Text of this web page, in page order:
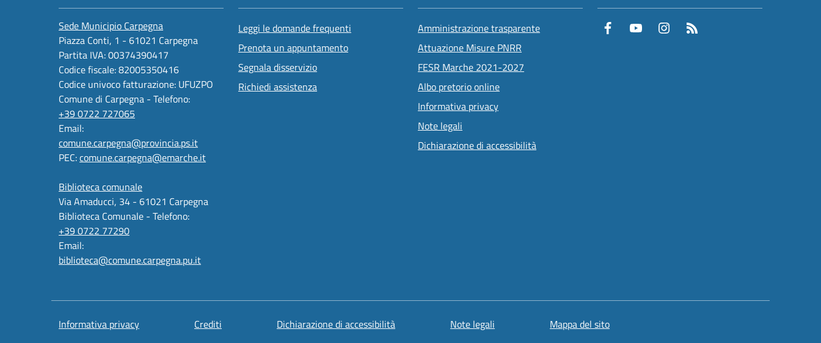
Sede Municipio Carpegna
Piazza Conti, 1 - 61021 Carpegna
Partita IVA: 00374390417
Codice fiscale: 82005350416
Codice univoco fatturazione: UFUZPO
Comune di Carpegna - Telefono:
+39 0722 727065
Email:
comune.carpegna@provincia.ps.it
PEC:comune.carpegna@emarche.it
Biblioteca comunale
Via Amaducci, 34 - 61021 Carpegna
Biblioteca Comunale - Telefono:
+39 0722 77290
Email:
biblioteca@comune.carpegna.pu.it
Leggi le domande frequenti
Prenota un appuntamento
Segnala disservizio
Richiedi assistenza
Amministrazione trasparente
Attuazione Misure PNRR
FESR Marche 2021-2027
Albo pretorio online
Informativa privacy
Note legali
Dichiarazione di accessibilità
Facebook YouTube Instagram
Informativa privacy Crediti Dichiarazione di accessibilità Note legali Mappa del sito